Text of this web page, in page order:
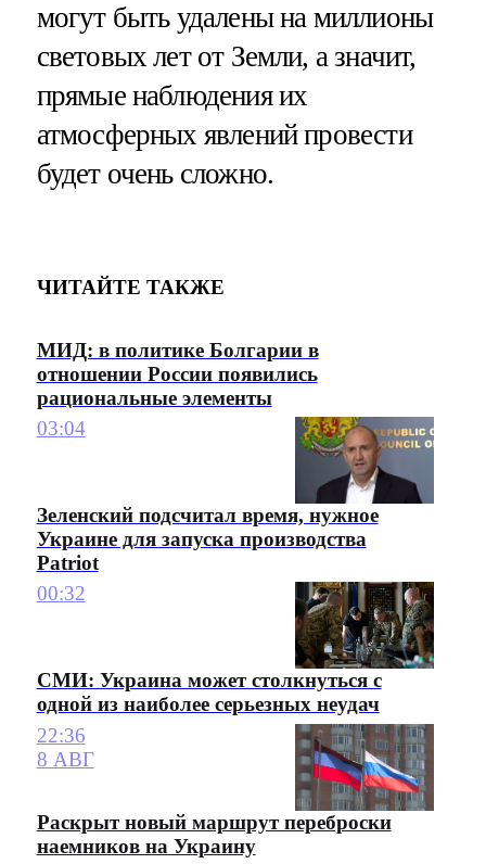
могут быть удалены на миллионы
световых лет от Земли, а значит,
прямые наблюдения их
атмосферных явлений провести
будет очень сложно.
ЧИТАЙТЕ ТАКЖЕ
МИД: в политике Болгарии в
отношении России появились
рациональные элементы
03:04
Зеленский подсчитал время, нужное
Украине для запуска производства
Patriot
00:32
СМИ: Украина может столкнуться с
одной из наиболее серьезных неудач
22:36
8 АВГ
Раскрыт новый маршрут переброски
наемников на Украину